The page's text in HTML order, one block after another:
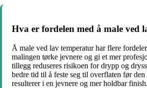
Hva er fordelen med å male ved
Å male ved lav temperatur har flere
malingen tørke jevnere og gi et mer
tillegg reduseres risikoen for drypp og
bedre tid til å feste seg til overflaten før
resulterer i en jevnere og mer holdbar finish.